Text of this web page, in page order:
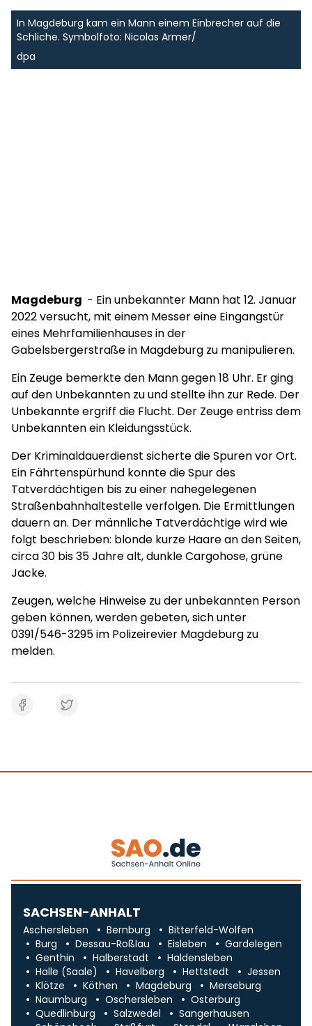
In Magdeburg kam ein Mann einem Einbrecher auf die
Schliche. Symbolfoto: Nicolas Armer/
dpa
Magdeburg - Ein unbekannter Mann hat 12. Januar
2022 versucht, mit einem Messer eine Eingangstür
eines Mehrfamilienhauses in der
Gabelsbergerstraße in Magdeburg zu manipulieren.
Ein Zeuge bemerkte den Mann gegen 18 Uhr. Er ging
auf den Unbekannten zu und stellte ihn zur Rede. Der
Unbekannte ergriff die Flucht. Der Zeuge entriss dem
Unbekannten ein Kleidungsstück.
Der Kriminaldauerdienst sicherte die Spuren vor Ort.
Ein Fährtenspürhund konnte die Spur des
Tatverdächtigen bis zu einer nahegelegenen
Straßenbahnhaltestelle verfolgen. Die Ermittlungen
dauern an. Der männliche Tatverdächtige wird wie
folgt beschrieben: blonde kurze Haare an den Seiten,
circa 30 bis 35 Jahre alt, dunkle Cargohose, grüne
Jacke.
Zeugen, welche Hinweise zu der unbekannten Person
geben können, werden gebeten, sich unter
0391/546-3295 im Polizeirevier Magdeburg zu
melden.
SACHSEN-ANHALT
Aschersleben Bernburg
Bitterfeld-Wolfen
Burg
Dessau-Roßlau Eisleben
Gardelegen
Genthin
Halberstadt
Haldensleben
Halle (Saale)
Havelberg Hettstedt
Jessen
Klötze
Köthen Magdeburg
Merseburg
Naumburg
Oschersleben
Osterburg
Quedlinburg
Salzwedel
Sangerhausen